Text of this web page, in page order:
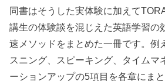
同書はそうした実体験に加えて
講生の体験談を混じえた英語学習の
速メソッドをまとめた一冊です。例
スニング、スピーキング、タイムマ
ーションアップの5項目を各章にま